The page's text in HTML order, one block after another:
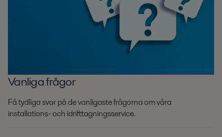
Vanliga frågor
Få tydliga svar på de vanligaste frågorna om våra
installations- och idrifttagningsservice.